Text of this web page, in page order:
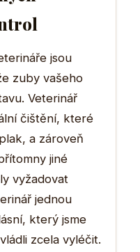
jsou
zuby vašeho
Veterinář
čištění, které
a zároveň
jiné
vyžadovat
jednou
který jsme
zcela vyléčit.